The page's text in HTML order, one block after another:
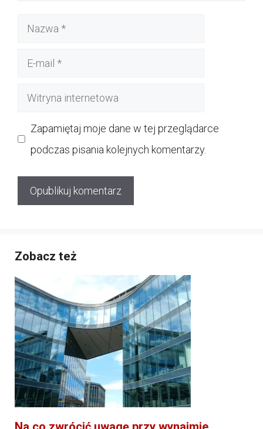
Nazwa
Witryna
Zapamiętaj moje dane w tej przeglądarce
podczas pisania kolejnych komentarzy.
Zobacz też